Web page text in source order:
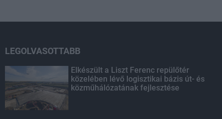
LEGOLVASOTTABB
Elkészült a Liszt Ferenc repülőtér
közelében lévő logisztikai bázis út- és
közműhálózatának fejlesztése